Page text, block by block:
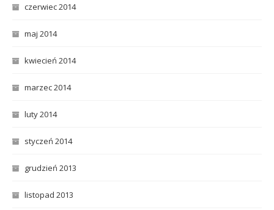
czerwiec 2014
maj 2014
kwiecień 2014
marzec 2014
luty 2014
styczeń 2014
grudzień 2013
listopad 2013